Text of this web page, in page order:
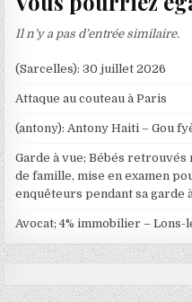
Il n’y a pas d’entrée similaire.
(Sarcelles): 30 juillet 2026
Attaque au couteau à Paris
(antony): Antony Haiti – Gou
Garde à vue; Bébés retrouvés
de famille, mise en examen
enquêteurs pendant sa garde
Avocat; 4% immobilier – Lons-